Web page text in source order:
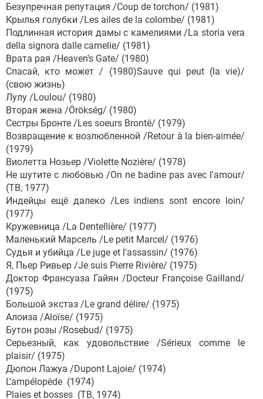
Безупречная репутация /Coup de torchon/ (1981)
Крылья голубки /Les ailes de la colombe/ (1981)
Подлинная история дамы с камелиями /La storia vera
della signora dalle camelie/ (1981)
Врата рая /Heaven's Gate/ (1980)
Спасай, кто может / (1980)Sauve qui peut (la vie)/
(свою жизнь)
Лулу /Loulou/ (1980)
Вторая жена /Örökség/ (1980)
Сестры Бронте /Les soeurs Brontë/ (1979)
Возвращение к возлюбленной /Retour à la bien-aimée/
(1979)
Виолетта Нозьер /Violette Nozière/ (1978)
Не шутите с любовью /On ne badine pas avec l'amour/
(ТВ, 1977)
Индейцы ещё далеко /Les indiens sont encore loin/
(1977)
Кружевница /La Dentellière/ (1977)
Маленький Марсель /Le petit Marcel/ (1976)
Судья и убийца /Le juge et l'assassin/ (1976)
Я, Пьер Ривьер /Je suis Pierre Rivière/ (1975)
Доктор Франсуаза Гайян /Docteur Françoise Gailland/
(1975)
Большой экстаз /Le grand délire/ (1975)
Алоиза /Aloïse/ (1975)
Бутон розы /Rosebud/ (1975)
Серьезный, как удовольствие /Sérieux comme le
plaisir/ (1975)
Дюпон Лажуа /Dupont Lajoie/ (1974)
L'ampélopède (1974)
Plaies et bosses (ТВ, 1974)